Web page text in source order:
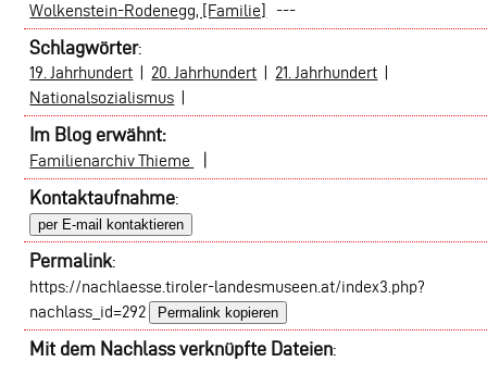
Wolkenstein-Rodenegg, [Familie]
---
Schlagwörter:
19. Jahrhundert | 20. Jahrhundert | 21. Jahrhundert |
Nationalsozialismus |
Im Blog erwähnt:
Familienarchiv Thieme
|
Kontaktaufnahme:
per E-mail kontaktieren
Permalink:
https://nachlaesse.tiroler-landesmuseen.at/index3.php?
nachlass_id=292
Permalink kopieren
Mit dem Nachlass verknüpfte Dateien: